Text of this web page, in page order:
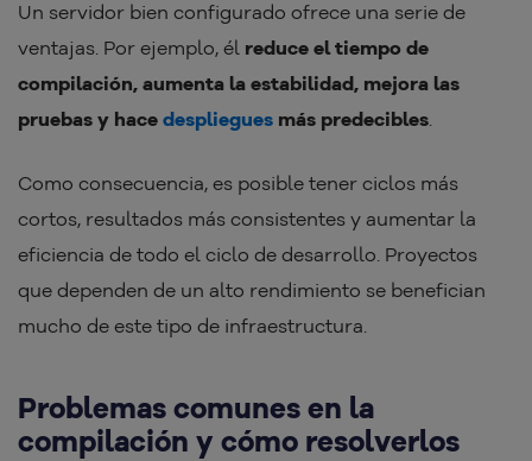
Un servidor bien configurado ofrece una serie de
ventajas. Por ejemplo, él reduce el tiempo de
compilación, aumenta la estabilidad, mejora las
pruebas y hace despliegues más predecibles.
Como consecuencia, es posible tener ciclos más
cortos, resultados más consistentes y aumentar la
eficiencia de todo el ciclo de desarrollo. Proyectos
que dependen de un alto rendimiento se benefician
mucho de este tipo de infraestructura.
Problemas comunes en la
compilación y cómo resolverlos